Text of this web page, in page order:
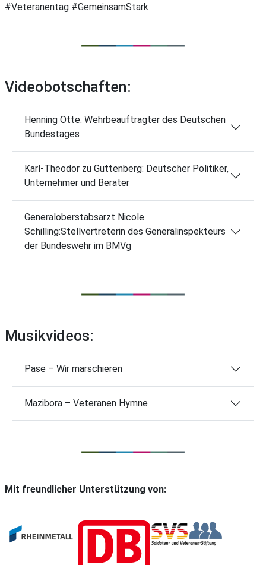
#Veteranentag #GemeinsamStark
Videobotschaften:
Henning Otte: Wehrbeauftragter des Deutschen
Bundestages
Karl-Theodor zu Guttenberg: Deutscher Politiker,
Unternehmer und Berater
Generaloberstabsarzt Nicole
Schilling:Stellvertreterin des Generalinspekteurs
der Bundeswehr im BMVg
Musikvideos:
Pase – Wir marschieren
Mazibora – Veteranen Hymne
Mit freundlicher Unterstützung von: